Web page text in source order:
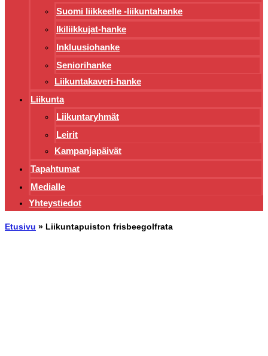
Suomi liikkeelle -liikuntahanke
Ikiliikkujat-hanke
Inkluusiohanke
Seniorihanke
Liikuntakaveri-hanke
Liikunta
Liikuntaryhmät
Leirit
Kampanjapäivät
Tapahtumat
Medialle
Yhteystiedot
Etusivu » Liikuntapuiston frisbeegolfrata